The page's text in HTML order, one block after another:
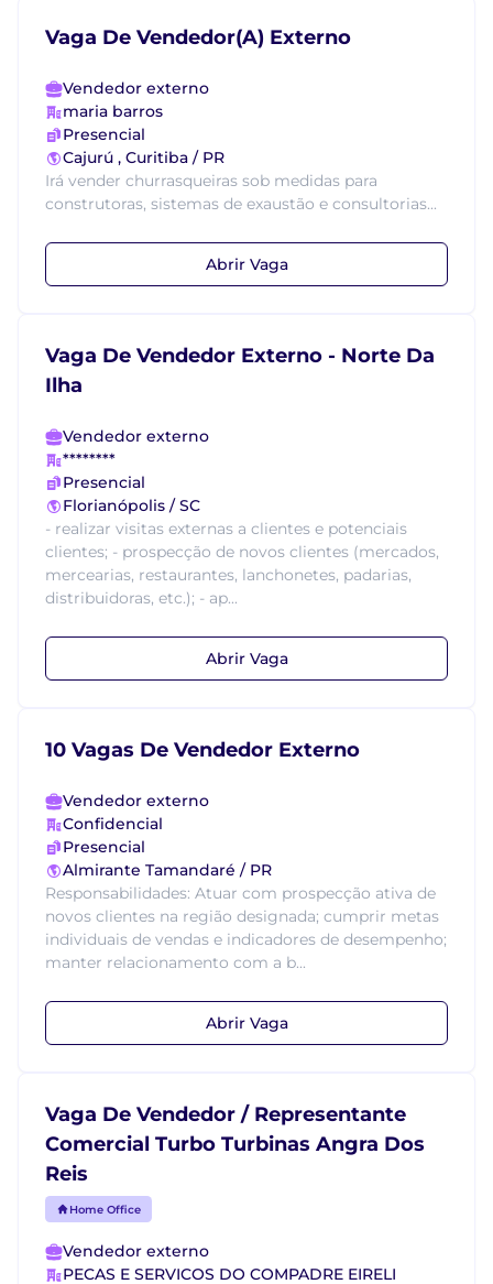
Vaga De Vendedor(A) Externo
Vendedor externo
maria barros
Presencial
Cajurú , Curitiba / PR
Irá vender churrasqueiras sob medidas para
construtoras, sistemas de exaustão e consultorias...
Abrir Vaga
Vaga De Vendedor Externo - Norte Da
Ilha
Vendedor externo
********
Presencial
Florianópolis / SC
- realizar visitas externas a clientes e potenciais
clientes; - prospecção de novos clientes (mercados,
mercearias, restaurantes, lanchonetes, padarias,
distribuidoras, etc.); - ap...
Abrir Vaga
10 Vagas De Vendedor Externo
Vendedor externo
Confidencial
Presencial
Almirante Tamandaré / PR
Responsabilidades: Atuar com prospecção ativa de
novos clientes na região designada; cumprir metas
individuais de vendas e indicadores de desempenho;
manter relacionamento com a b...
Abrir Vaga
Vaga De Vendedor / Representante
Comercial Turbo Turbinas Angra Dos
Reis
Home Office
Vendedor externo
PECAS E SERVICOS DO COMPADRE EIRELI